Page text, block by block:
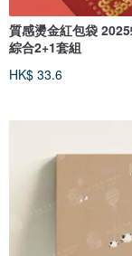
質感燙金紅包袋
綜合2+1套組
HK$ 33.6